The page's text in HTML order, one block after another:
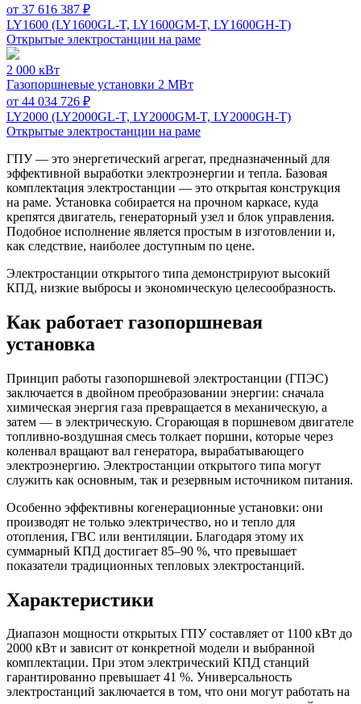
от 37 616 387 ₽
LY1600 (LY1600GL-T, LY1600GM-T, LY1600GH-T)
Открытые электростанции на раме
2 000 кВт
Газопоршневые установки 2 МВт
от 44 034 726 ₽
LY2000 (LY2000GL-T, LY2000GM-T, LY2000GH-T)
Открытые электростанции на раме
ГПУ — это энергетический агрегат, предназначенный для
эффективной выработки электроэнергии и тепла. Базовая
комплектация электростанции — это открытая конструкция
на раме. Установка собирается на прочном каркасе, куда
крепятся двигатель, генераторный узел и блок управления.
Подобное исполнение является простым в изготовлении и,
как следствие, наиболее доступным по цене.
Электростанции открытого типа демонстрируют высокий
КПД, низкие выбросы и экономическую целесообразность.
Как работает газопоршневая
установка
Принцип работы газопоршневой электростанции (ГПЭС)
заключается в двойном преобразовании энергии: сначала
химическая энергия газа превращается в механическую, а
затем — в электрическую. Сгорающая в поршневом двигателе
топливно-воздушная смесь толкает поршни, которые через
коленвал вращают вал генератора, вырабатывающего
электроэнергию. Электростанции открытого типа могут
служить как основным, так и резервным источником питания.
Особенно эффективны когенерационные установки: они
производят не только электричество, но и тепло для
отопления, ГВС или вентиляции. Благодаря этому их
суммарный КПД достигает 85–90 %, что превышает
показатели традиционных тепловых электростанций.
Характеристики
Диапазон мощности открытых ГПУ составляет от 1100 кВт до
2000 кВт и зависит от конкретной модели и выбранной
комплектации. При этом электрический КПД станций
гарантированно превышает 41 %. Универсальность
электростанций заключается в том, что они могут работать на